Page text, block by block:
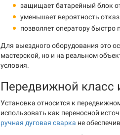
защищает батарейный блок
уменьшает вероятность
позволяет оператору быстро
Для выездного оборудования это
мастерской, но и на реальном
условия.
Передвижной класс
Установка относится к
использовать как переносной
ручная дуговая сварка не